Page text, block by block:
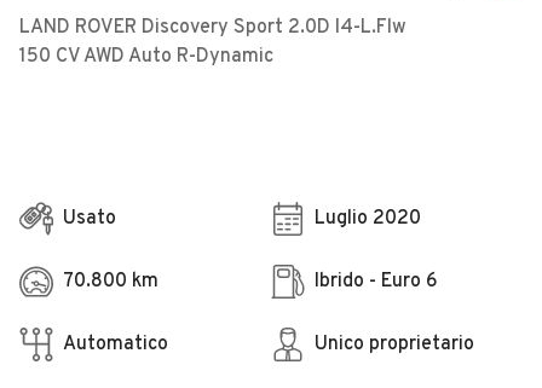
LAND ROVER Discovery Sport 2.0D I4-L.Flw
150 CV AWD Auto R-Dynamic
Usato Luglio 2020
70.800 km Ibrido - Euro 6
Automatico Unico proprietario